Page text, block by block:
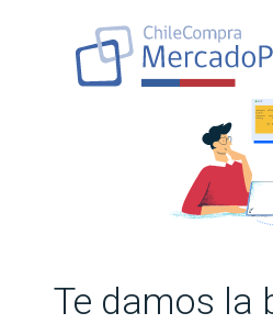
Te damos la